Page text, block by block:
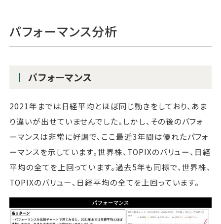
パフォーマンス分析
パフォーマンス
2021年までは日経平均とほぼ同じ動きをしており、あま
り違いが出せていませんでした。しかし、その後のパフォ
ーマンスは非常に好調で、ここ最近3年間は優れたパフォ
ーマンスを示しています。世界株、TOPIXのバリュー、日経
平均の全てを上回っています。過去5年も同様で、世界株、
TOPIXのバリュー、日経平均の全てを上回っています。